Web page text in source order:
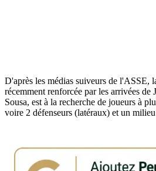
D'après les médias suiveurs de l'ASSE,
récemment renforcée par les arrivées de
Sousa, est à la recherche de joueurs à
voire 2 défenseurs (latéraux) et un